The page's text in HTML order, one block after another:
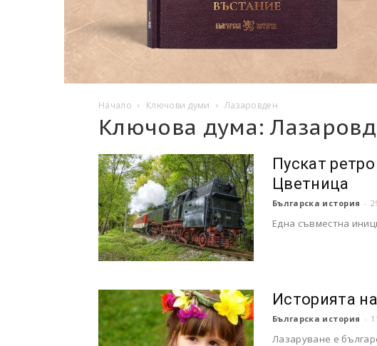
Начало Ключови думи Лазаровден
Ключова дума:
Пускат
Цветница
Българска история -
Една съвместна
Историята
Българска история -
Лазаруване е